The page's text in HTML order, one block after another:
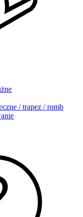
/ trapez / romb